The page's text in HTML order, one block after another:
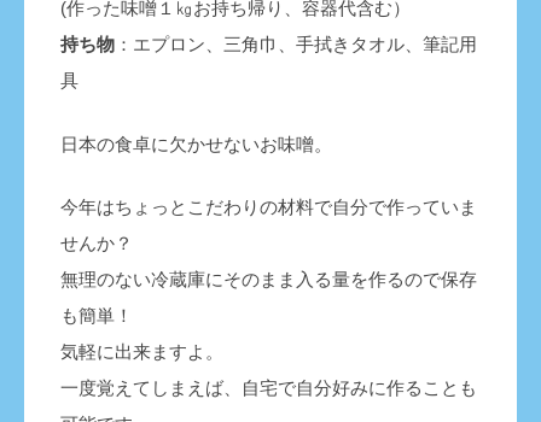
(作った味噌１㎏お持ち帰り、容器代含む）
持ち物 ：エプロン、三角巾、手拭きタオル、筆記用
具
日本の食卓に欠かせないお味噌。
今年はちょっとこだわりの材料で自分で作っていま
せんか？
無理のない冷蔵庫にそのまま入る量を作るので保存
も簡単！
気軽に出来ますよ。
一度覚えてしまえば、自宅で自分好みに作ることも